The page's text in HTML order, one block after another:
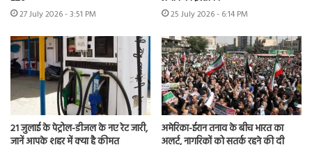
27 July 2026 - 3:51 PM 25 July 2026 - 6:14 PM
21 जुलाई के पेट्रोल-डीजल के नए रेट जारी,
जानें आपके शहर में क्या है कीमत
अमेरिका-ईरान तनाव के बीच भारत का
अलर्ट, नागरिकों को सतर्क रहने की दी